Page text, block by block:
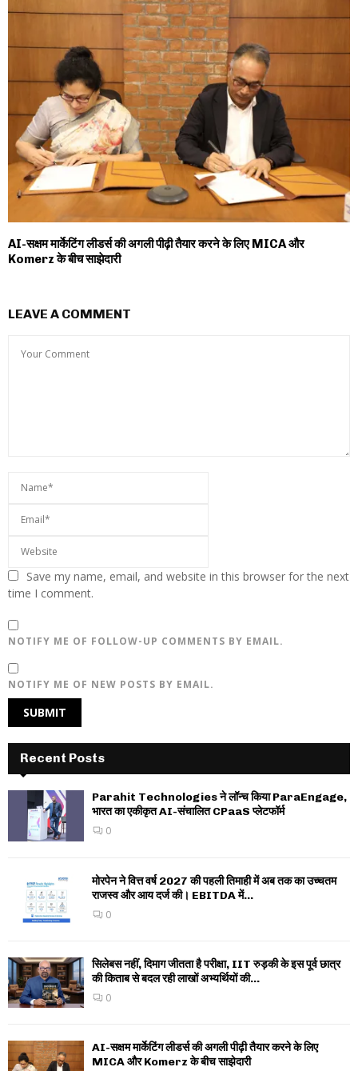
AI-सक्षम मार्केटिंग लीडर्स की अगली पीढ़ी तैयार करने के लिए MICA और
Komerz के बीच साझेदारी
LEAVE A COMMENT
Save my name, email, and website in this browser for the next
time I comment.
NOTIFY ME OF FOLLOW-UP COMMENTS BY EMAIL.
NOTIFY ME OF NEW POSTS BY EMAIL.
Recent Posts
Parahit Technologies ने लॉन्च किया ParaEngage,
भारत का एकीकृत AI-संचालित CPaaS प्लेटफॉर्म
0
मोरपेन ने वित्त वर्ष 2027 की पहली तिमाही में अब तक का उच्चतम
राजस्व और आय दर्ज की। EBITDA में...
0
सिलेबस नहीं, दिमाग जीतता है परीक्षा, IIT रुड़की के इस पूर्व छात्र
की किताब से बदल रही लाखों अभ्यर्थियों की...
0
AI-सक्षम मार्केटिंग लीडर्स की अगली पीढ़ी तैयार करने के लिए
MICA और Komerz के बीच साझेदारी